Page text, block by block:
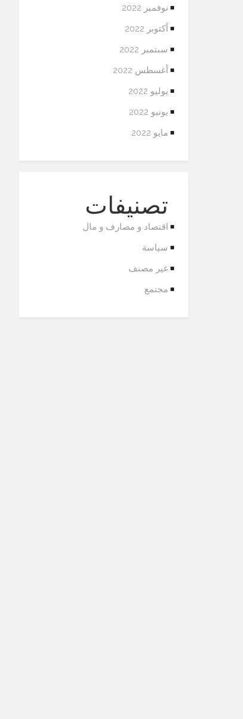
نوفمبر 2022
أكتوبر 2022
سبتمبر 2022
أغسطس 2022
يوليو 2022
يونيو 2022
مايو 2022
تصنيفات
اقتصاد و مصارف و مال
سياسة
غير مصنف
مجتمع